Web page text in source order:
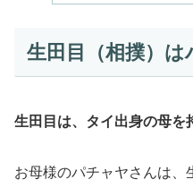
生田目（相撲）は
生田目は、タイ出身の母を
お母様のパチャヤさんは、